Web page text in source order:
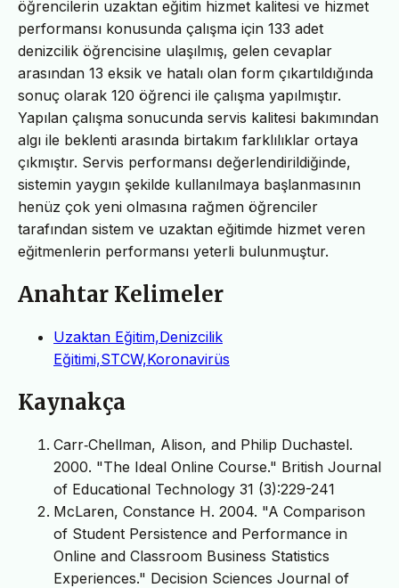
öğrencilerin uzaktan eğitim hizmet kalitesi ve hizmet
performansı konusunda çalışma için 133 adet
denizcilik öğrencisine ulaşılmış, gelen cevaplar
arasından 13 eksik ve hatalı olan form çıkartıldığında
sonuç olarak 120 öğrenci ile çalışma yapılmıştır.
Yapılan çalışma sonucunda servis kalitesi bakımından
algı ile beklenti arasında birtakım farklılıklar ortaya
çıkmıştır. Servis performansı değerlendirildiğinde,
sistemin yaygın şekilde kullanılmaya başlanmasının
henüz çok yeni olmasına rağmen öğrenciler
tarafından sistem ve uzaktan eğitimde hizmet veren
eğitmenlerin performansı yeterli bulunmuştur.
Anahtar Kelimeler
Uzaktan Eğitim,Denizcilik
Eğitimi,STCW,Koronavirüs
Kaynakça
Carr‐Chellman, Alison, and Philip Duchastel.
2000. "The Ideal Online Course." British Journal
of Educational Technology 31 (3):229-241
McLaren, Constance H. 2004. "A Comparison
of Student Persistence and Performance in
Online and Classroom Business Statistics
Experiences." Decision Sciences Journal of